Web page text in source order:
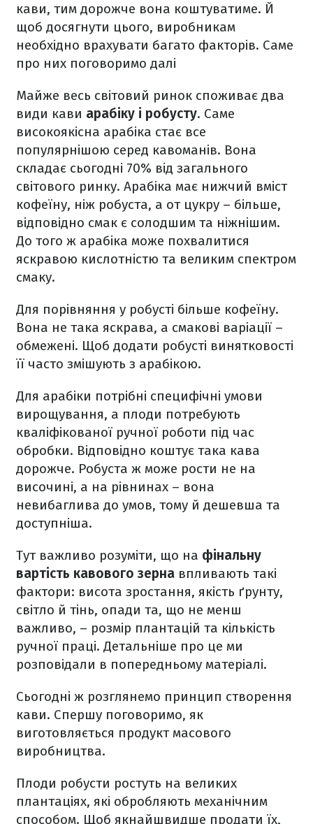
кави, тим дорожче вона коштуватиме. Й
щоб досягнути цього, виробникам
необхідно врахувати багато факторів. Саме
про них поговоримо далі
Майже весь світовий ринок споживає два
види кави арабіку і робусту. Саме
високоякісна арабіка стає все
популярнішою серед кавоманів. Вона
складає сьогодні 70% від загального
світового ринку. Арабіка має нижчий вміст
кофеїну, ніж робуста, а от цукру – більше,
відповідно смак є солодшим та ніжнішим.
До того ж арабіка може похвалитися
яскравою кислотністю та великим спектром
смаку.
Для порівняння у робусті більше кофеїну.
Вона не така яскрава, а смакові варіації –
обмежені. Щоб додати робусті винятковості
її часто змішують з арабікою.
Для арабіки потрібні специфічні умови
вирощування, а плоди потребують
кваліфікованої ручної роботи під час
обробки. Відповідно коштує така кава
дорожче. Робуста ж може рости не на
височині, а на рівнинах – вона
невибаглива до умов, тому й дешевша та
доступніша.
Тут важливо розуміти, що на фінальну
вартість кавового зерна впливають такі
фактори: висота зростання, якість ґрунту,
світло й тінь, опади та, що не менш
важливо, – розмір плантацій та кількість
ручної праці. Детальніше про це ми
розповідали в попередньому матеріалі.
Сьогодні ж розглянемо принцип створення
кави. Спершу поговоримо, як
виготовляється продукт масового
виробництва.
Плоди робусти ростуть на великих
плантаціях, які обробляють механічним
способом. Щоб якнайшвидше продати їх,